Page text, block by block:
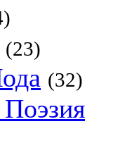
(23)
(32)